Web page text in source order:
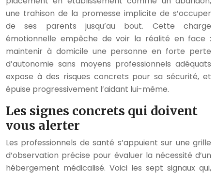
une trahison de la promesse implicite de s’occuper
de ses parents jusqu’au bout. Cette charge
émotionnelle empêche de voir la réalité en face :
maintenir à domicile une personne en forte perte
d’autonomie sans moyens professionnels adéquats
expose à des risques concrets pour sa sécurité, et
épuise progressivement l’aidant lui-même.
Les signes concrets qui doivent
vous alerter
Les professionnels de santé s’appuient sur une grille
d’observation précise pour évaluer la nécessité d’un
hébergement médicalisé. Voici les sept signaux qui,